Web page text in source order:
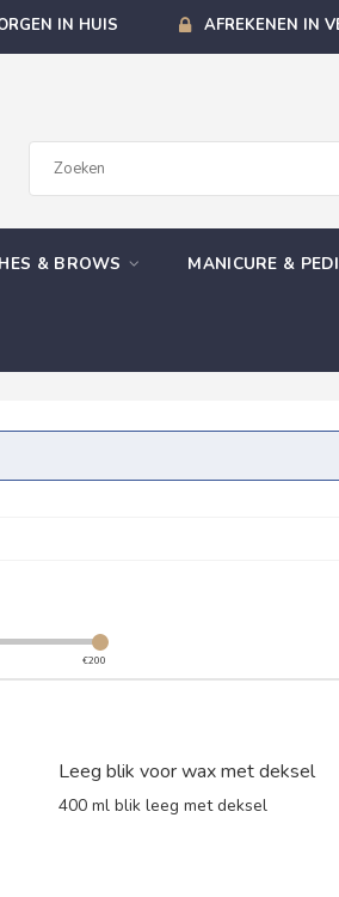
IN HUIS AFREKENEN IN
& BROWS MANICURE &
€200
Leeg blik voor wax met deksel
400 ml blik leeg met deksel